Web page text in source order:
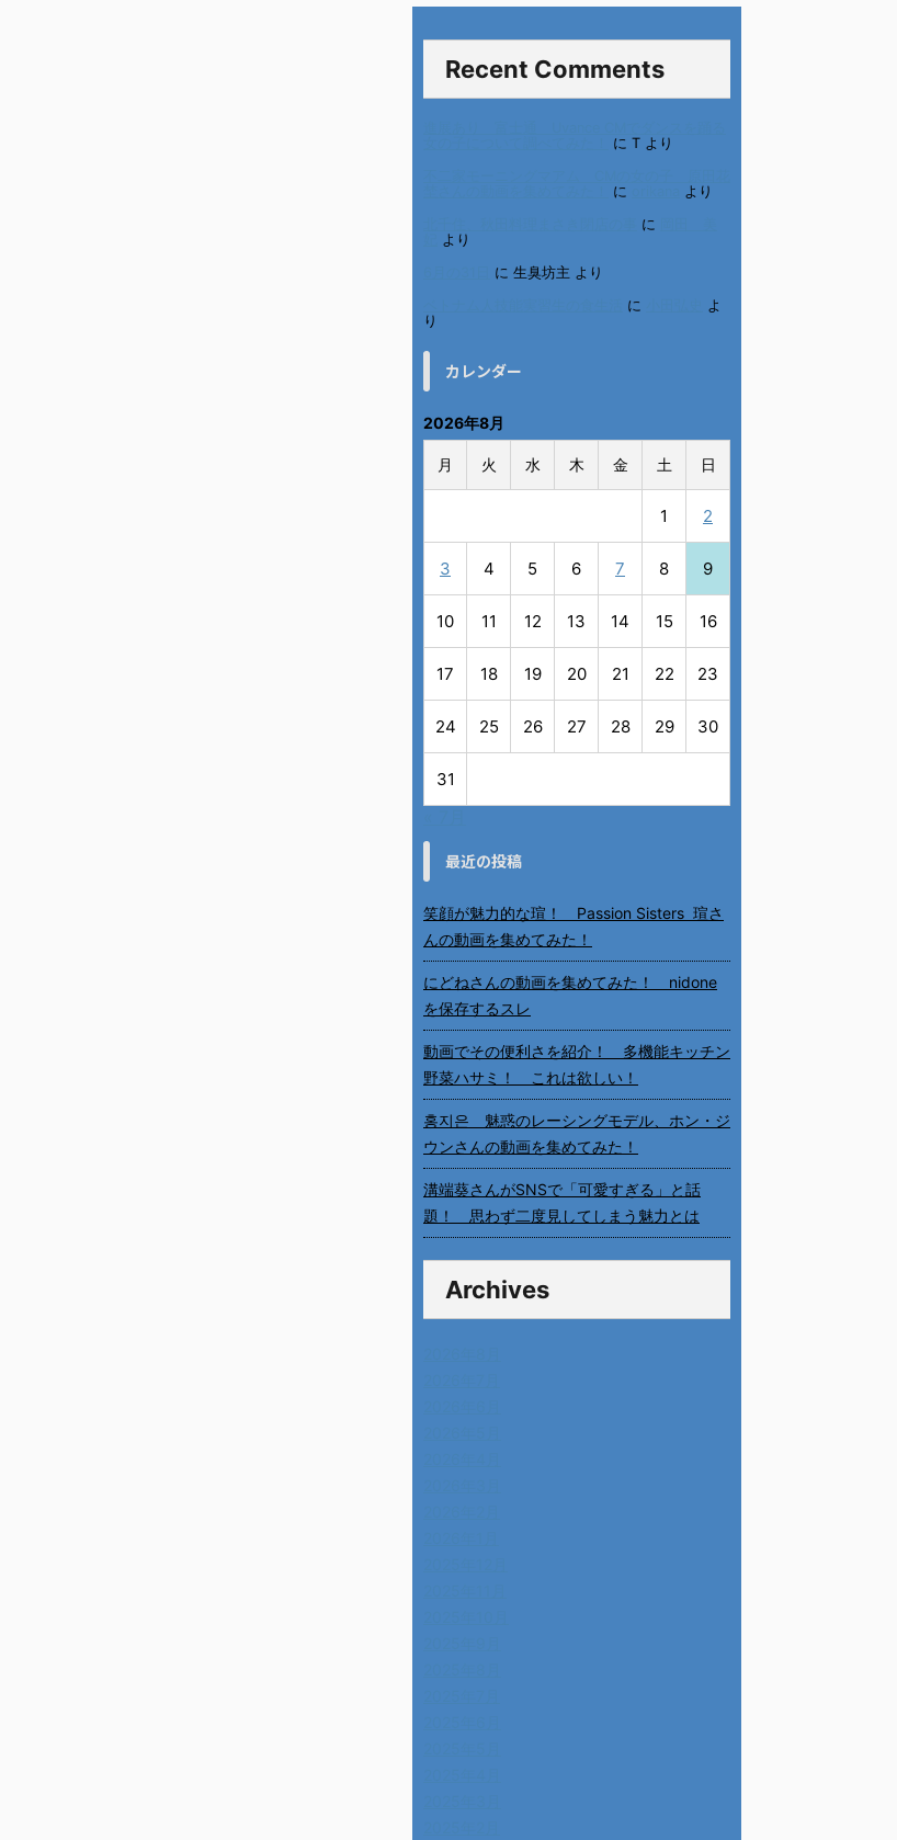
Recent Comments
に T より
に
より
に
より
に 生臭坊主 より
に
よ
り
カレンダー
2026年8月
月 火 水 木 金 土 日
1 2
3 4 5 6 7 8 9
10 11 12 13 14 15 16
17 18 19 20 21 22 23
24 25 26 27 28 29 30
31
最近の投稿
笑顔が魅力的な瑄！ Passion Sisters 瑄さ
んの動画を集めてみた！
にどねさんの動画を集めてみた！ nidone
を保存するスレ
動画でその便利さを紹介！ 多機能キッチン
野菜ハサミ！ これは欲しい！
홍지은 魅惑のレーシングモデル、ホン・ジ
ウンさんの動画を集めてみた！
溝端葵さんがSNSで「可愛すぎる」と話
題！ 思わず二度見してしまう魅力とは
Archives